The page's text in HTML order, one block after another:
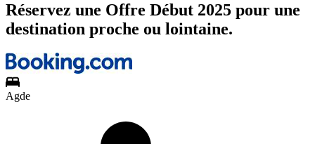
Réservez une Offre Début 2025 pour une
destination proche ou lointaine.
Agde